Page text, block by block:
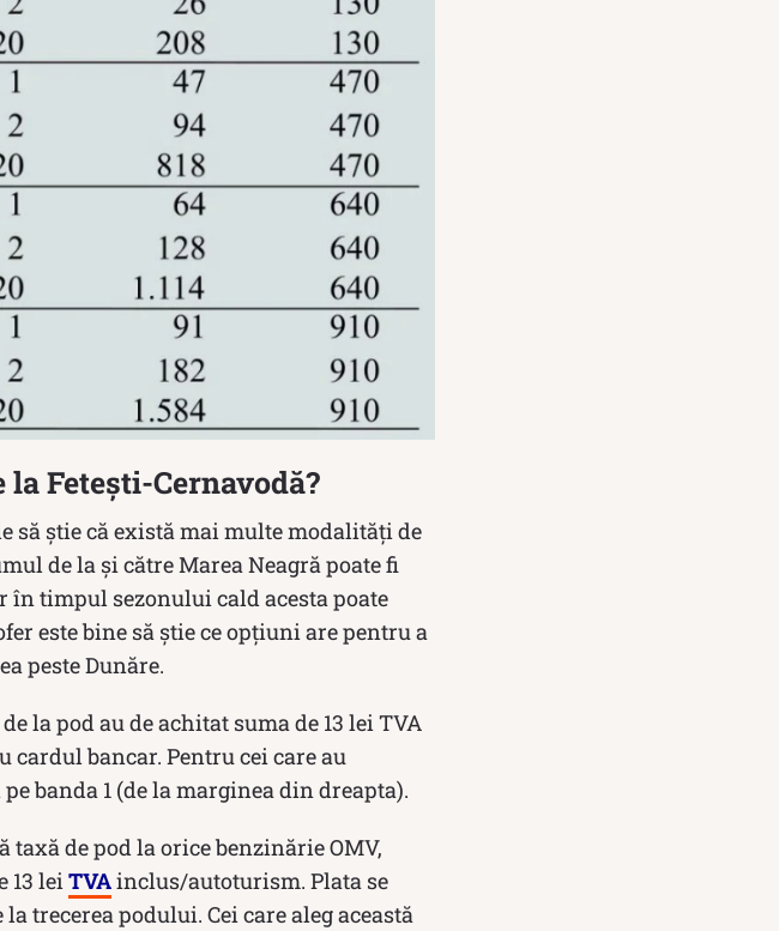
Fetești-Cernavodă?
să știe că există mai multe modalități de
de la și către Marea Neagră poate fi
timpul sezonului cald acesta poate
este bine să știe ce opțiuni are pentru a
peste Dunăre.
la pod au de achitat suma de 13 lei TVA
cardul bancar. Pentru cei care au
banda 1 (de la marginea din dreapta).
de pod la orice benzinărie OMV,
13 lei TVAinclus/autoturism. Plata se
trecerea podului. Cei care aleg această